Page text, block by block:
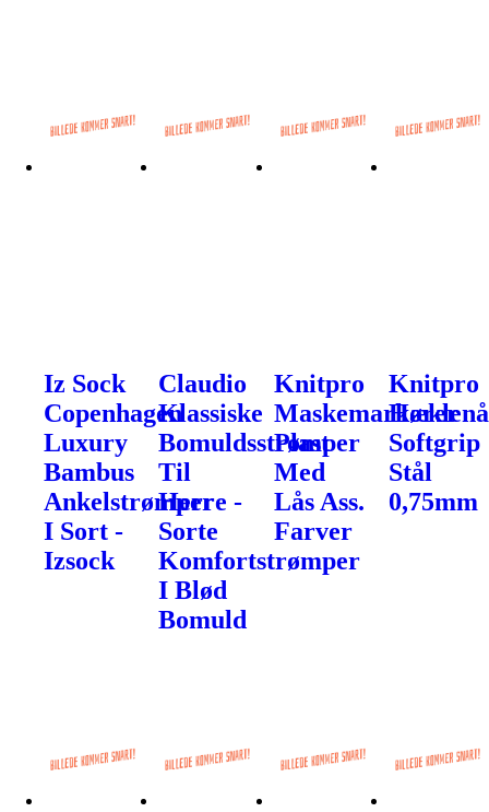
Iz Sock
Copenhagen
Luxury
Bambus
Ankelstrømper
I Sort -
Izsock
Claudio
Klassiske
Bomuldsstrømper
Til
Herre -
Sorte
Komfortstrømper
I Blød
Bomuld
Knitpro
Maskemarkører
Plast
Med
Lås Ass.
Farver
Knitpro
Softgrip
Stål
0,75mm